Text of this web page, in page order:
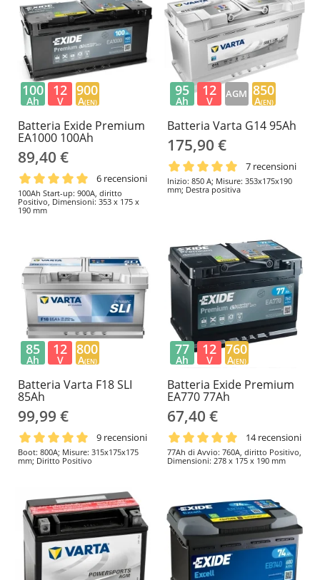
Batteria Exide Premium
EA1000 100Ah
89,40 €
6 recensioni
100Ah Start-up: 900A, diritto
Positivo, Dimensioni: 353 x 175 x
190 mm
100
Ah
12
V
900
A(EN)
Batteria Varta G14 95Ah
175,90 €
7 recensioni
Inizio: 850 A; Misure: 353x175x190
mm; Destra positiva
95
Ah
12
V
AGM 850
A(EN)
Batteria Varta F18 SLI
85Ah
99,99 €
9 recensioni
Boot: 800A; Misure: 315x175x175
mm; Diritto Positivo
85
Ah
12
V
800
A(EN)
Batteria Exide Premium
EA770 77Ah
67,40 €
14 recensioni
77Ah di Avvio: 760A, diritto Positivo,
Dimensioni: 278 x 175 x 190 mm
77
Ah
12
V
760
A(EN)